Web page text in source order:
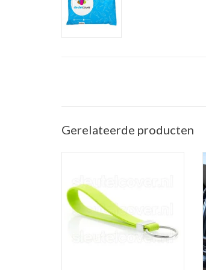
Gerelateerde producten
TOEVOEGEN AAN WINKELWAGEN